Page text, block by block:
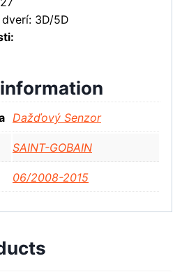
3D/5D
Dažďový Senzor
SAINT-GOBAIN
06/2008-2015